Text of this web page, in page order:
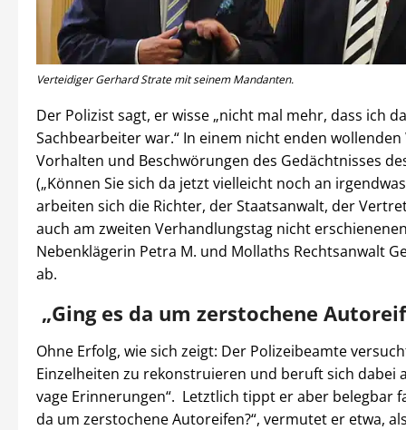
Verteidiger Gerhard Strate mit seinem Mandanten.
Der Polizist sagt, er wisse „nicht mal mehr, dass ich
Sachbearbeiter war.“ In einem nicht enden wollenden
Vorhalten und Beschwörungen des Gedächtnisses
(„Können Sie sich da jetzt vielleicht noch an
arbeiten sich die Richter, der Staatsanwalt, der
auch am zweiten Verhandlungstag nicht
Nebenklägerin Petra M. und Mollaths Rechtsanwalt
ab.
„Ging es da um zerstochene
Ohne Erfolg, wie sich zeigt: Der Polizeibeamte
Einzelheiten zu rekonstruieren und beruft sich dabei
vage Erinnerungen“. Letztlich tippt er aber belegbar
da um zerstochene Autoreifen?“, vermutet er etwa,